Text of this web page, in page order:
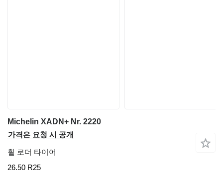
Michelin XADN+ Nr. 2220
가격은 요청 시 공개
휠 로더 타이어
26.50 R25